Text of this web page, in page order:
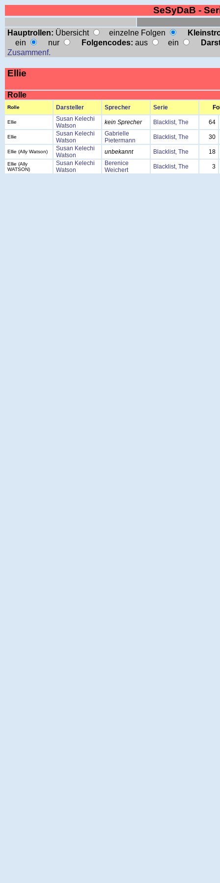
SeSyDaB -
Hauptrollen: Übersicht einzelne Folgen
ein
nur Folgencodes: aus ein
Zusammenf.
Ellie
Rolle
Rolle Darsteller Sprecher Serie
Ellie
Susan Kelechi
Watson
kein Sprecher Blacklist, The 64
Ellie
Susan Kelechi
Watson
Gabrielle
Pietermann
Blacklist, The 30
Ellie (Ally Watson)
Susan Kelechi
Watson
unbekannt Blacklist, The 18
Ellie (Ally
WATSON)
Susan Kelechi
Watson
Berenice
Weichert
Blacklist, The 3